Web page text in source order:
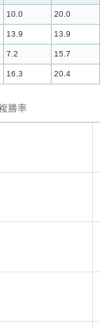
10.0 20.0
13.9 13.9
7.2 15.7
16.3 20.4